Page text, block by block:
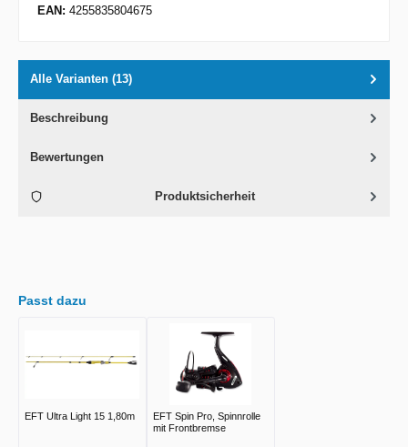
EAN: 4255835804675
Alle Varianten (13)
Beschreibung
Bewertungen
Produktsicherheit
Passt dazu
EFT Ultra Light 15 1,80m
EFT Spin Pro, Spinnrolle
mit Frontbremse